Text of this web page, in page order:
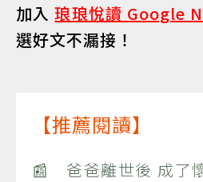
加入琅琅悅讀 Google
選好文不漏接！
【推薦閱讀】
📰 爸爸離世後 成了